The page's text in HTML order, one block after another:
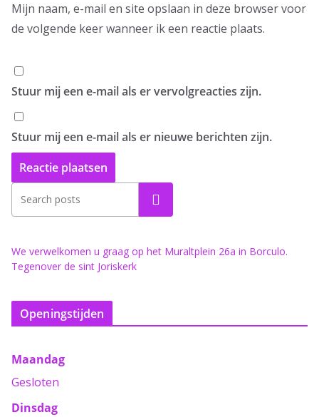
Mijn naam, e-mail en site opslaan in deze browser voor
de volgende keer wanneer ik een reactie plaats.
Stuur mij een e-mail als er vervolgreacties zijn.
Stuur mij een e-mail als er nieuwe berichten zijn.
Zoeken
We verwelkomen u graag op het Muraltplein 26a in Borculo.
Tegenover de sint Joriskerk
Openingstijden
Maandag
Gesloten
Dinsdag